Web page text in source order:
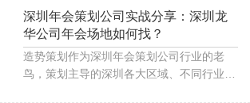
科技文创与产业展区。期间有20位国际大
咖、350位商业领袖、500家主流媒体、
12000位科技文创行业引领者出席大会。
深圳年会策划公司实战分享：深圳龙
华公司年会场地如何找？
造势策划作为深圳年会策划公司行业的老
鸟，策划主导的深圳各大区域、不同行业的